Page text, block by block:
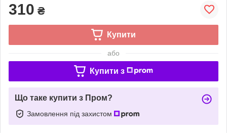
310 ₴
Купити
або
Купити з
Що таке купити з Пром?
Замовлення під захистом